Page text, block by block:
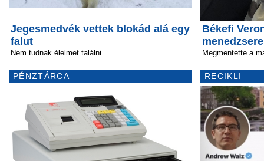
Jegesmedvék vettek blokád alá egy
falut
Nem tudnak élelmet találni
PÉNZTÁRCA
Békefi
menedzsere
Megmentette a
RECIKLI